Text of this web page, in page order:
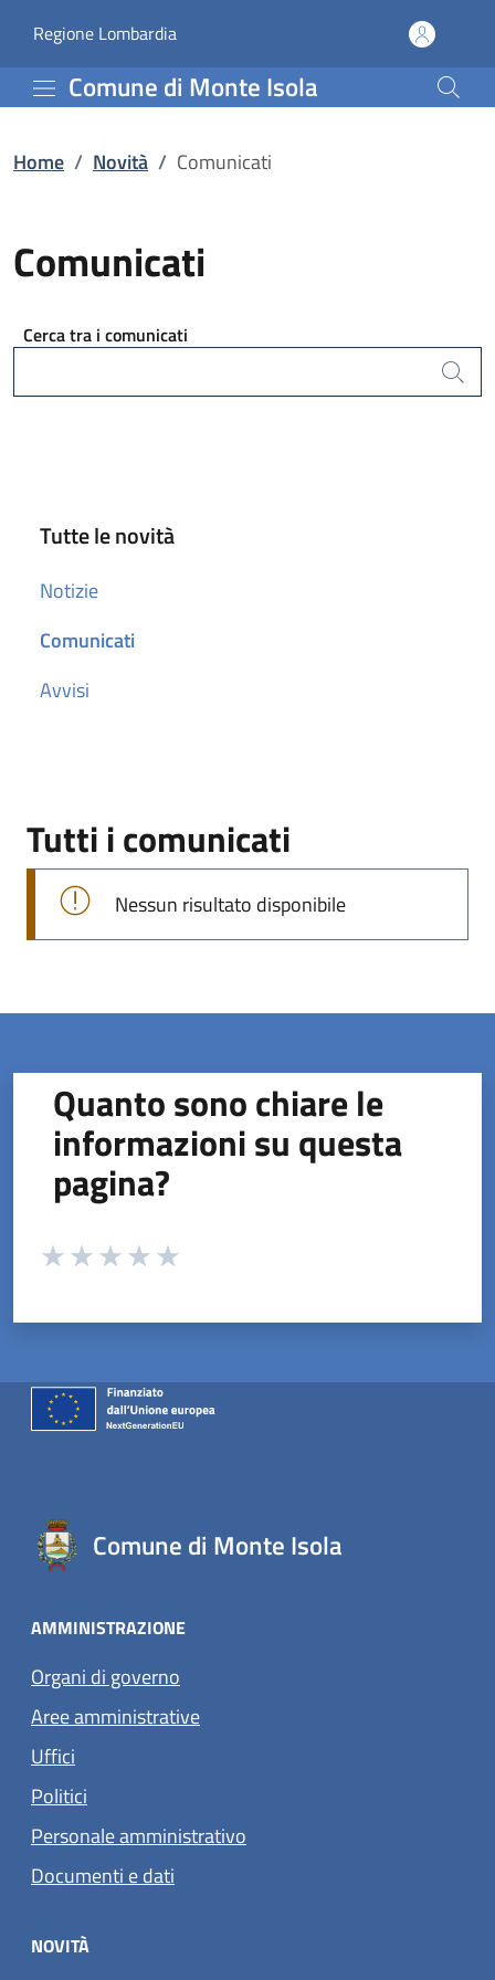
Comunicati | Comune
Regione Lombardia(apre in un'altra scheda).
Comune di Monte Isola
Home / Novità / Comunicati
Comunicati
Cerca tra i comunicati
Cerca
Tutte le novità
Notizie
Comunicati
Avvisi
Tutti i comunicati
Nessun risultato disponibile
Quanto sono chiare le
informazioni su questa
pagina?
Valuta da 1 a 5 stelle la pagina
Comune di Monte Isola
AMMINISTRAZIONE
Organi di governo
Aree amministrative
Uffici
Politici
Personale amministrativo
Documenti e dati
NOVITÀ